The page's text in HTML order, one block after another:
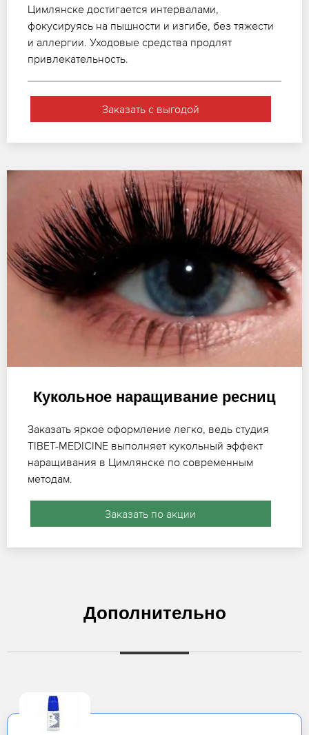
Цимлянске достигается интервалами,
фокусируясь на пышности и изгибе, без тяжести
и аллергии. Уходовые средства продлят
привлекательность.
Заказать с выгодой
Кукольное наращивание ресниц
Заказать яркое оформление легко, ведь студия
TIBET-MEDICINE выполняет кукольный эффект
наращивания в Цимлянске по современным
методам.
Заказать по акции
Дополнительно